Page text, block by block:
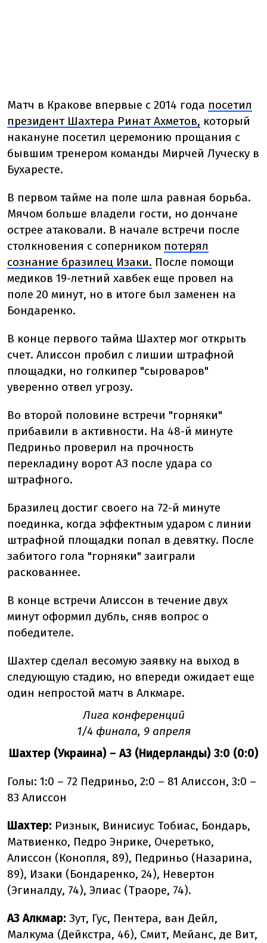
Матч в Кракове впервые с 2014 года посетил
президент Шахтера Ринат Ахметов, который
накануне посетил церемонию прощания с
бывшим тренером команды Мирчей Луческу в
Бухаресте.
В первом тайме на поле шла равная борьба.
Мячом больше владели гости, но дончане
острее атаковали. В начале встречи после
столкновения с соперником потерял
сознание бразилец Изаки. После помощи
медиков 19-летний хавбек еще провел на
поле 20 минут, но в итоге был заменен на
Бондаренко.
В конце первого тайма Шахтер мог открыть
счет. Алиссон пробил с лишии штрафной
площадки, но голкипер "сыроваров"
уверенно отвел угрозу.
Во второй половине встречи "горняки"
прибавили в активности. На 48-й минуте
Педриньо проверил на прочность
перекладину ворот АЗ после удара со
штрафного.
Бразилец достиг своего на 72-й минуте
поединка, когда эффектным ударом с линии
штрафной площадки попал в девятку. После
забитого гола "горняки" заиграли
раскованнее.
В конце встречи Алиссон в течение двух
минут оформил дубль, сняв вопрос о
победителе.
Шахтер сделал весомую заявку на выход в
следующую стадию, но впереди ожидает еще
один непростой матч в Алкмаре.
Лига конференций
1/4 финала, 9 апреля
Шахтер (Украина) – АЗ (Нидерланды) 3:0 (0:0)
Голы: 1:0 – 72 Педриньо, 2:0 – 81 Алиссон, 3:0 –
83 Алиссон
Шахтер: Ризнык, Винисиус Тобиас, Бондарь,
Матвиенко, Педро Энрике, Очеретько,
Алиссон (Конопля, 89), Педриньо (Назарина,
89), Изаки (Бондаренко, 24), Невертон
(Эгиналду, 74), Элиас (Траоре, 74).
АЗ Алкмар: Зут, Гус, Пентера, ван Дейл,
Малкума (Дейкстра, 46), Смит, Мейанс, де Вит,